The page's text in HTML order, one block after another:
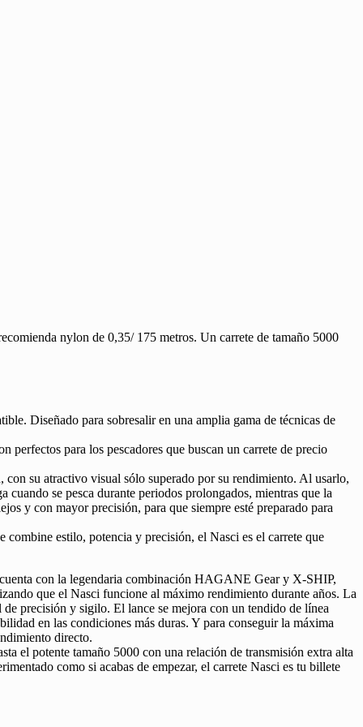
nylon de 0,35/ 175 metros. Un carrete de tamaño 5000
Diseñado para sobresalir en una amplia gama de técnicas de
perfectos para los pescadores que buscan un carrete de precio
su atractivo visual sólo superado por su rendimiento. Al usarlo,
se pesca durante periodos prolongados, mientras que la
y con mayor precisión, para que siempre esté preparado para
estilo, potencia y precisión, el Nasci es el carrete que
con la legendaria combinación HAGANE Gear y X-SHIP,
que el Nasci funcione al máximo rendimiento durante años. La
precisión y sigilo. El lance se mejora con un tendido de línea
en las condiciones más duras. Y para conseguir la máxima
directo.
el potente tamaño 5000 con una relación de transmisión extra alta
como si acabas de empezar, el carrete Nasci es tu billete